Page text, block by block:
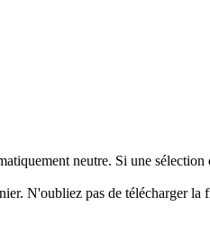
neutre. Si une sélection
N'oubliez pas de télécharger